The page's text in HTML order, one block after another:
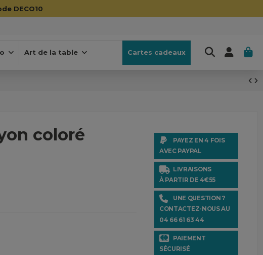
DECO10
Art de la table Cartes cadeaux
coloré
PAYEZ EN 4 FOIS
AVEC PAYPAL
LIVRAISONS
À PARTIR DE 4€55
UNE QUESTION ?
CONTACTEZ-NOUS AU
04 66 61 63 44
PAIEMENT
SÉCURISÉ